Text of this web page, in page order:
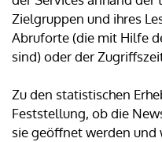
Zielgruppen und ihres
Abruforte (die mit Hilfe
sind) oder der
Zu den statistischen
Feststellung, ob die
sie geöffnet werden